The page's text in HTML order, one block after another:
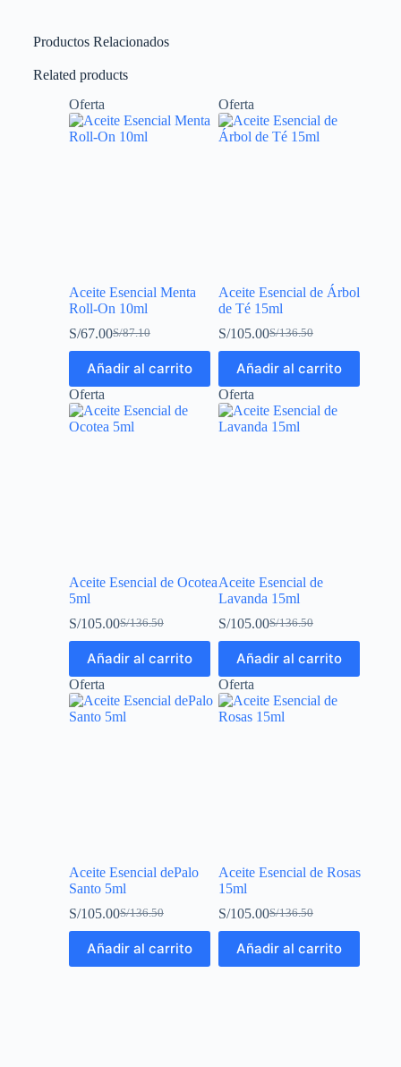
Productos Relacionados
Related products
Oferta
Aceite Esencial Menta
Roll-On 10ml
S/87.10
S/67.00
Añadir al carrito
Oferta
Aceite Esencial de Árbol
de Té 15ml
S/136.50
S/105.00
Añadir al carrito
Oferta
Aceite Esencial de Ocotea
5ml
S/136.50
S/105.00
Añadir al carrito
Oferta
Aceite Esencial de
Lavanda 15ml
S/136.50
S/105.00
Añadir al carrito
Oferta
Aceite Esencial dePalo
Santo 5ml
S/136.50
S/105.00
Añadir al carrito
Oferta
Aceite Esencial de Rosas
15ml
S/136.50
S/105.00
Añadir al carrito